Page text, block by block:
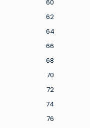
60
62
64
66
68
70
72
74
76